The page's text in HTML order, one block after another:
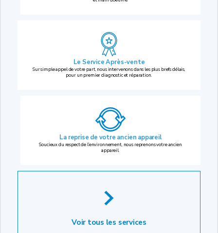
Le Service Après-vente
Sur simple appel de votre part, nous intervenons dans les plus brefs délais,
pour un premier diagnostic et réparation.
La reprise de votre ancien appareil
Soucieux du respect de l’environnement, nous reprenons votre ancien
appareil.
Voir tous les services